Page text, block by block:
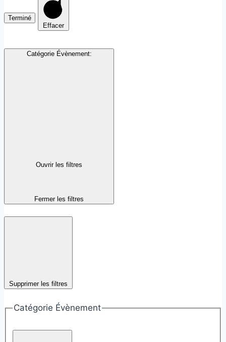
Terminé
Effacer
Catégorie Évènement:
Ouvrir les filtres
Fermer les filtres
Supprimer les filtres
Catégorie Évènement